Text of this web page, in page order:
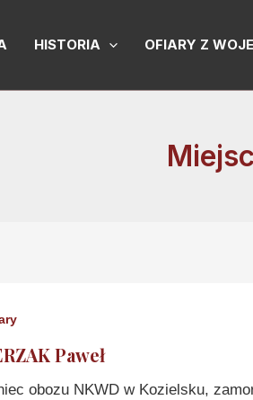
HISTORIA OFIARY Z
Paweł
obozu NKWD w Kozielsku,